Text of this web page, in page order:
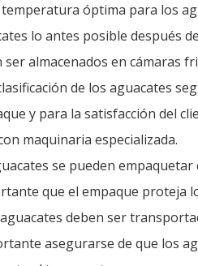
óptima para los
lo antes posible después
ser almacenados en cámaras
de los aguacates
y para la satisfacción del
maquinaria especializada.
se pueden
que el empaque proteja
deben ser
asegurarse de que los